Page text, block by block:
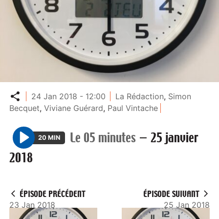
Partager
24 Jan 2018 - 12:00 La Rédaction, Simon
Becquet,Viviane Guérard, Paul Vintache
P
l
20 MIN Le 05 minutes — 25 janvier
2018
ÉPISODE PRÉCÉDENT
23 Jan 2018
ÉPISODE SUIVANT
25 Jan 2018